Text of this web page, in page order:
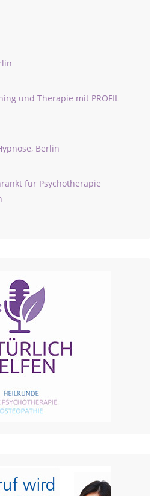
und Therapie mit PROFIL
Berlin
für Psychotherapie